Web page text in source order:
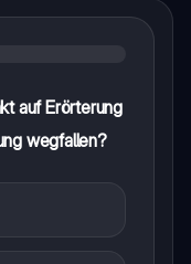
auf Erörterung
wegfallen?